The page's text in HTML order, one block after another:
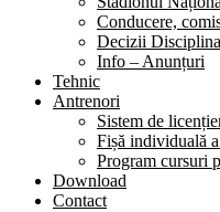
Conducere,
Decizii
Info – Anunțuri
Tehnic
Antrenori
Sistem de
Fișă individuală
Program cursuri
Download
Contact